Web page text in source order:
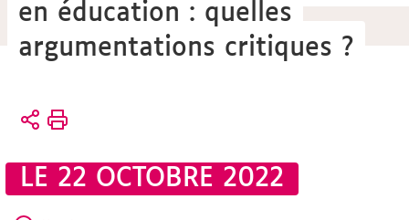
en éducation : quelles
argumentations critiques ?
Vous
Accueil
LE 22 OCTOBRE 2022